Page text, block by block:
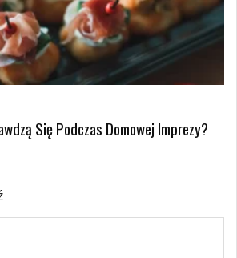
Się Podczas Domowej Imprezy?